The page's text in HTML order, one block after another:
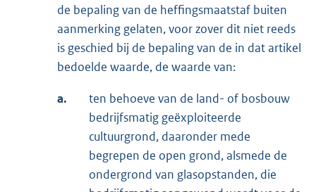
de bepaling van de heffingsmaatstaf buiten
aanmerking gelaten, voor zover dit niet reeds
is geschied bij de bepaling van de in dat artikel
bedoelde waarde, de waarde van:
a.
ten behoeve van de land- of bosbouw
bedrijfsmatig geëxploiteerde
cultuurgrond, daaronder mede
begrepen de open grond, alsmede de
ondergrond van glasopstanden, die